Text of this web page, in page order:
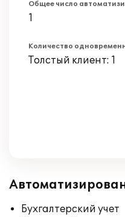
Общее число
1
Количество
Толстый клиент: 1
Бухгалтерский учет